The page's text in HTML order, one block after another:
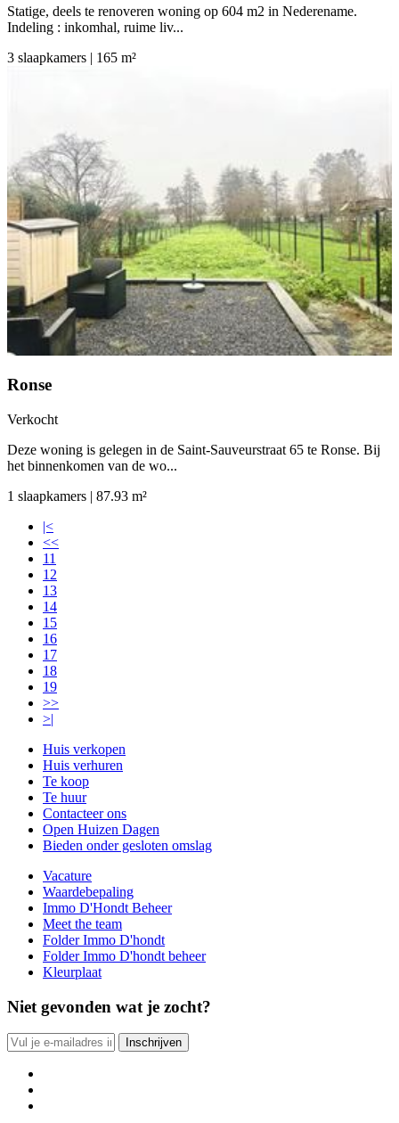
Statige, deels te renoveren woning op 604 m2 in Nederename.
Indeling : inkomhal, ruime liv...
3 slaapkamers | 165 m²
Ronse
Verkocht
Deze woning is gelegen in de Saint-Sauveurstraat 65 te Ronse. Bij
het binnenkomen van de wo...
1 slaapkamers | 87.93 m²
|<
<<
11
12
13
14
15
16
17
18
19
>>
>|
Huis verkopen
Huis verhuren
Te koop
Te huur
Contacteer ons
Open Huizen Dagen
Bieden onder gesloten omslag
Vacature
Waardebepaling
Immo D'Hondt Beheer
Meet the team
Folder Immo D'hondt
Folder Immo D'hondt beheer
Kleurplaat
Niet gevonden wat je zocht?